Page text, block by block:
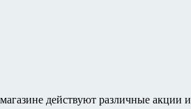
действуют различные акции и